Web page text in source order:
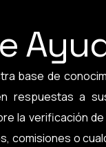
del
de
base de
respuestas a
la verificación
comisiones o